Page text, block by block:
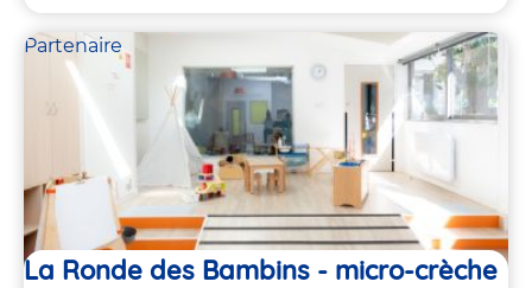
Partenaire
La Ronde des Bambins - micro-crèche